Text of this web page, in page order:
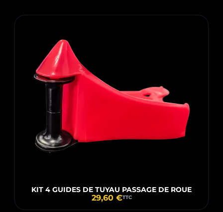
KIT 4 GUIDES DE TUYAU PASSAGE DE ROUE
29,60 €TTC